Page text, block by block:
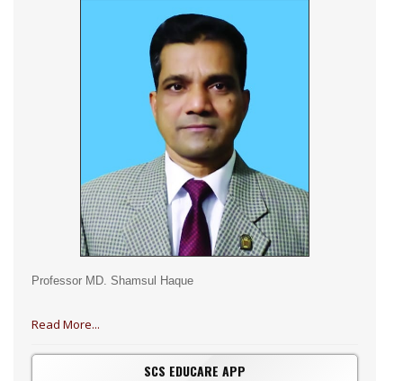
Professor MD. Shamsul Haque
Read More...
SCS EDUCARE APP